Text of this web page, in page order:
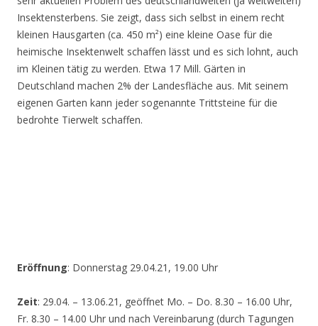
Insektensterbens. Sie zeigt, dass sich selbst in einem recht
kleinen Hausgarten (ca. 450 m²) eine kleine Oase für die
heimische Insektenwelt schaffen lässt und es sich lohnt, auch
im Kleinen tätig zu werden. Etwa 17 Mill. Gärten in
Deutschland machen 2% der Landesfläche aus. Mit seinem
eigenen Garten kann jeder sogenannte Trittsteine für die
bedrohte Tierwelt schaffen.
Eröffnung: Donnerstag 29.04.21, 19.00 Uhr
Zeit: 29.04. – 13.06.21, geöffnet Mo. – Do. 8.30 – 16.00 Uhr,
Fr. 8.30 – 14.00 Uhr und nach Vereinbarung (durch Tagungen